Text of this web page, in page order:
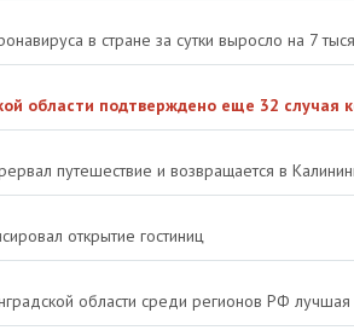
в стране за сутки выросло на 7
области подтверждено еще 32 случая
путешествие и возвращается в
открытие гостиниц
области среди регионов РФ лучшая